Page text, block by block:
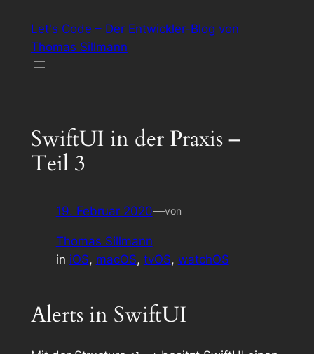
Inhalt
springen
Let's Code – Der Entwickler-Blog von
Thomas Sillmann
SwiftUI in der Praxis –
Teil 3
19. Februar 2020—von
Thomas Sillmann
in iOS, macOS, tvOS, watchOS
Alerts in SwiftUI